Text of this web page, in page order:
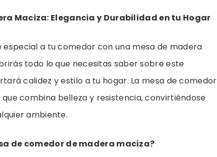
Maciza: Elegancia y Durabilidad en tu Hogar
especial a tu comedor con una mesa de madera
todo lo que necesitas saber sobre este
calidez y estilo a tu hogar. La mesa de comedor
combina belleza y resistencia, convirtiéndose
ambiente.
de comedor de madera maciza?